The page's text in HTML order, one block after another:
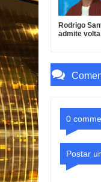
Rodrigo
admite
0
Postar